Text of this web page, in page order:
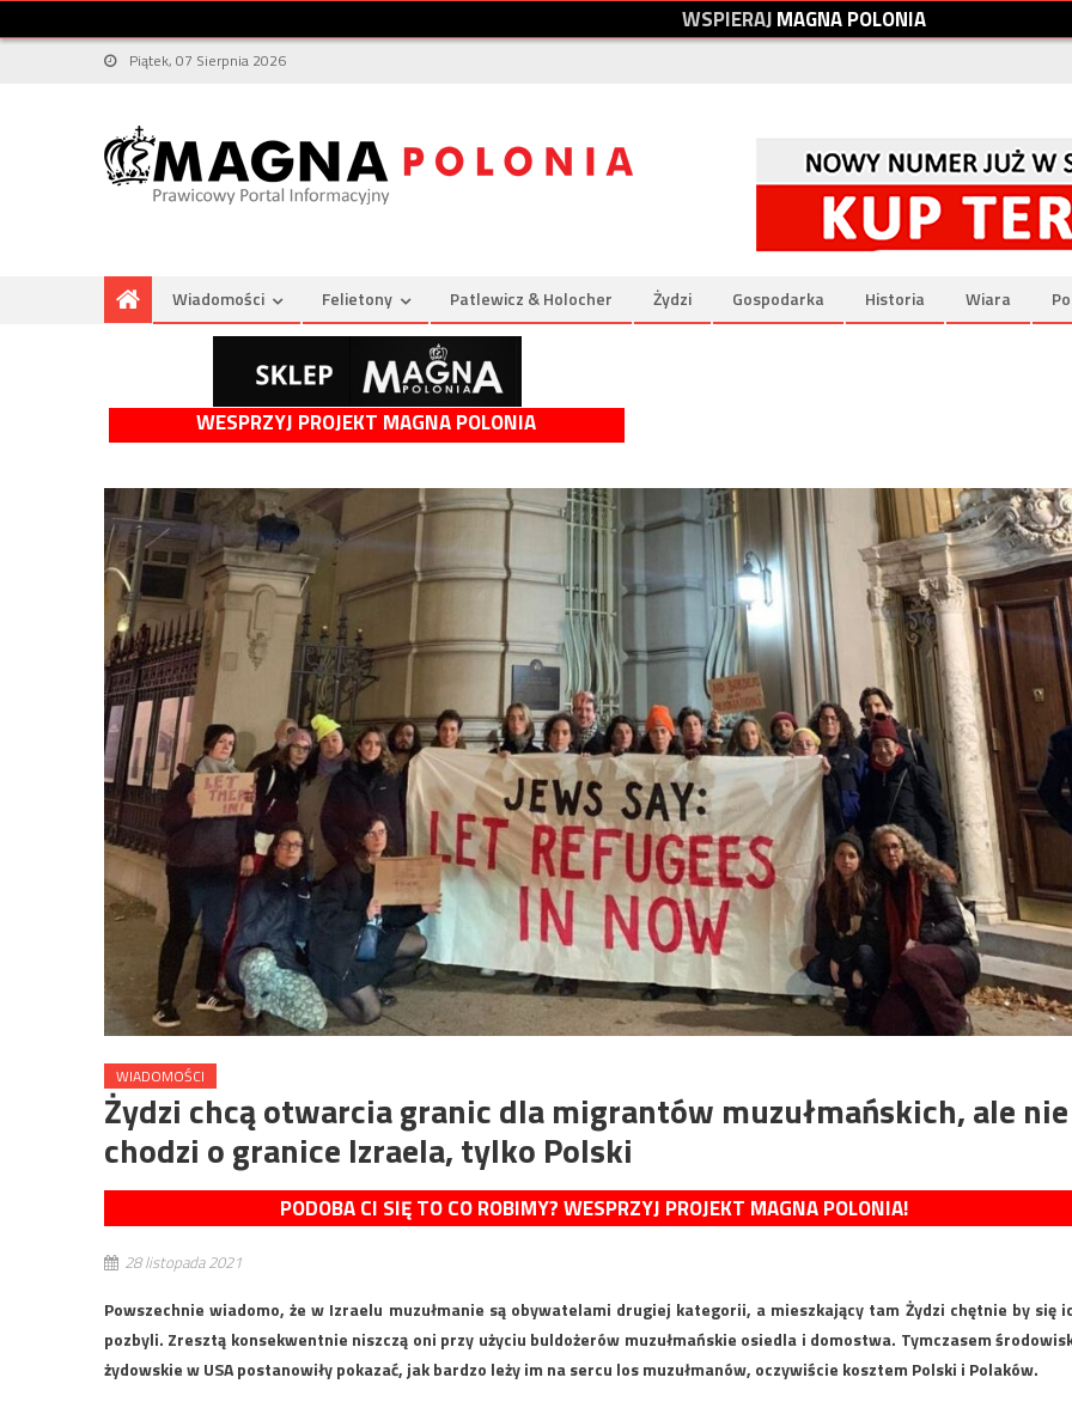
WSPIERAJMAGNAPOLONIA
Piątek, 07 Sierpnia 2026
Wiadomości Felietony Patlewicz & Holocher Żydzi Gospodarka Historia Wiara
WESPRZYJ PROJEKT MAGNA POLONIA
WIADOMOŚCI
Żydzi chcą otwarcia granic dla migrantów muzułmańskich, ale nie
chodzi o granice Izraela, tylko Polski
PODOBA CI SIĘ TO CO ROBIMY? WESPRZYJ PROJEKT MAGNA POLONIA!
28 listopada 2021
Powszechnie wiadomo, że w Izraelu muzułmanie są obywatelami drugiej kategorii, a mieszkający tam Żydzi chętnie by się
pozbyli. Zresztą konsekwentnie niszczą oni przy użyciu buldożerów muzułmańskie osiedla i domostwa. Tymczasem
żydowskie w USA postanowiły pokazać, jak bardzo leży im na sercu los muzułmanów, oczywiście kosztem Polski i Polaków.